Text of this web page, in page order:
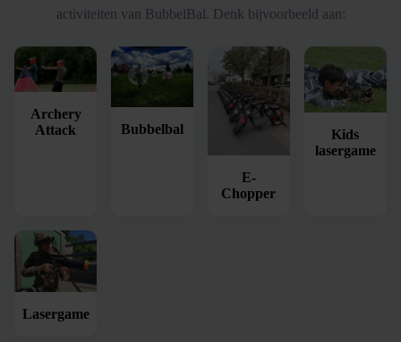
activiteiten van BubbelBal. Denk bijvoorbeeld aan:
Archery
Attack
Bubbelbal
E-
Chopper
Kids
lasergame
Lasergame